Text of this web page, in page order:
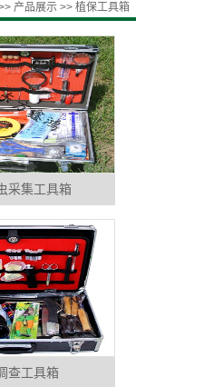
产品展示 >> 植保工具箱
采集工具箱
查工具箱